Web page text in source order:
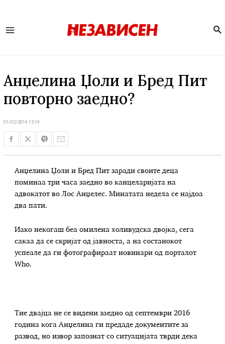
Анџелина Џоли и Бред Пит
повторно заедно?
01/02/2019 13:19
Анџелина Џоли и Бред Пит заради своите деца
поминаа три часа заедно во канцеларијата на
адвокатот во Лос Анџелес. Минатата недела се најдоа
два пати.
Иако некогаш беа омилена холивудска двојка, сега
сакаа да се скријат од јавноста, а на состанокот
успеале да ги фотографираат новинари од порталот
Who.
Тие двајца не се видени заедно од септември 2016
година кога Анџелина ги предаде документите за
развод, но извор запознат со ситуацијата тврди дека